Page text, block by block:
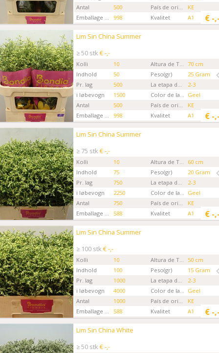
Antal
500
KE
998 Kvalitet
A1
€ -
Lim Sin China Summer
≥ 50 stk € -,-
Kolli 10 Altura de Tallo
70 cm
Indhold
50 Peso(gr)
25 Gram
Pr. lag
500
2-3
i løbevogn
1500
Geel
Antal
500
KE
998 Kvalitet
A1
€ -
Lim Sin China Summer
Kies eerst een ordertype.
Lim Sin China Summer
≥ 75 stk € -,-
Kolli 10 Altura de Tallo
60 cm
Indhold
75 Peso(gr)
20 Gram
Pr. lag
750
2-3
i løbevogn
2250
Geel
Antal
750
KE
588 Kvalitet
A1
€ -
Lim Sin China Summer
Kies eerst een ordertype.
Lim Sin China Summer
≥ 100 stk € -,-
Kolli 10 Altura de Tallo
50 cm
Indhold
100 Peso(gr)
15 Gram
Pr. lag
1000
2-3
i løbevogn
4000
Geel
Antal
1000
KE
588 Kvalitet
A1
€ -
Lim Sin China Summer
Kies eerst een ordertype.
Lim Sin China White
≥ 50 stk € -,-
Kies eerst een ordertype.